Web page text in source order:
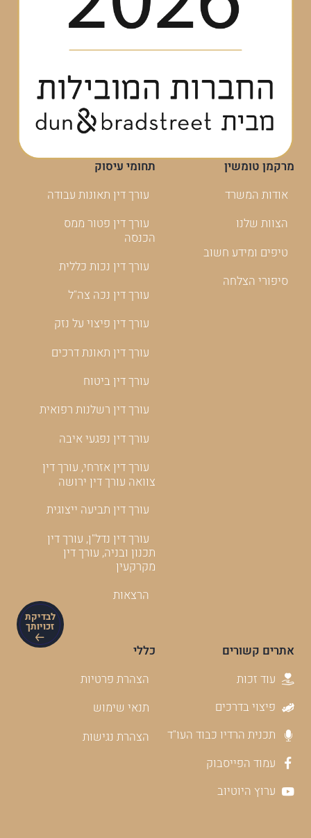
לבדיקת
זכויותך
מרקמן טומשין
אודות המשרד
הצוות שלנו
טיפים ומידע חשוב
סיפורי הצלחה
תחומי עיסוק
עורך דין תאונות עבודה
עורך דין פטור ממס
הכנסה
עורך דין נכות כללית
עורך דין נכה צה"ל
עורך דין פיצוי על נזק
עורך דין תאונת דרכים
עורך דין ביטוח
עורך דין רשלנות רפואית
עורך דין נפגעי איבה
עורך דין אזרחי, עורך דין
צוואה עורך דין ירושה
עורך דין תביעה ייצוגית
עורך דין נדל"ן, עורך דין
תכנון ובניה, עורך דין
מקרקעין
הרצאות
אתרים קשורים
עוד זכות
פיצוי בדרכים
תכנית הרדיו כבוד העו"ד
עמוד הפייסבוק
ערוץ היוטיוב
כללי
הצהרת פרטיות
תנאי שימוש
הצהרת נגישות